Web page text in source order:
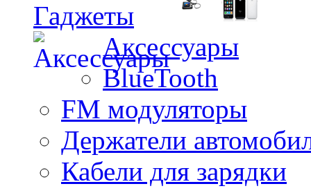
Гаджеты
Аксессуары
BlueTooth
FM модуляторы
Держатели
Кабели для зарядки